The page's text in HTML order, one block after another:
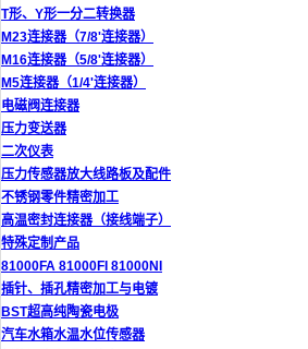
T形、Y形一分二转换器
M23连接器（7/8'连接器）
M16连接器（5/8'连接器）
M5连接器（1/4'连接器）
电磁阀连接器
压力变送器
二次仪表
压力传感器放大线路板及配件
不锈钢零件精密加工
高温密封连接器（接线端子）
特殊定制产品
81000FA 81000FI 81000NI
插针、插孔精密加工与电镀
BST超高纯陶瓷电极
汽车水箱水温水位传感器